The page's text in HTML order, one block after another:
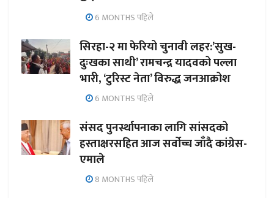
6 MONTHS पहिले
सिरहा-२ मा फेरियो चुनावी लहर:’सुख-
दुःखका साथी’ रामचन्द्र यादवको पल्ला
भारी, ‘टुरिस्ट नेता’ विरुद्ध जनआक्रोश
6 MONTHS पहिले
संसद पुनर्स्थापनाका लागि सांसदको
हस्ताक्षरसहित आज सर्वोच्च जाँदै कांग्रेस-
एमाले
8 MONTHS पहिले